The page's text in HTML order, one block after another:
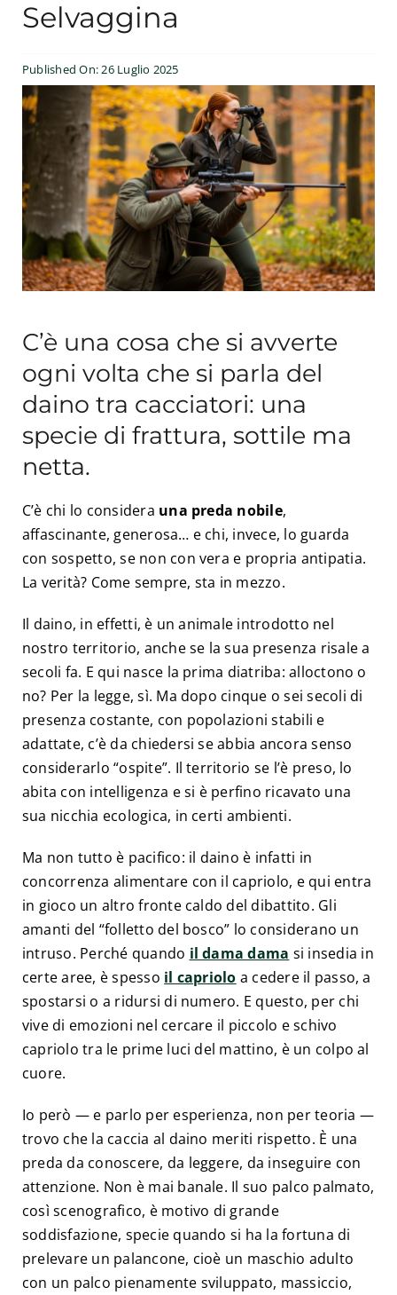
Esperienze
#We Fish
Preventivo online
Selvaggina
Published On: 26 Luglio 2025
C’è una cosa che si avverte
ogni volta che si parla del
daino tra cacciatori: una
specie di frattura, sottile ma
netta.
C’è chi lo considera una preda nobile,
affascinante, generosa… e chi, invece, lo guarda
con sospetto, se non con vera e propria antipatia.
La verità? Come sempre, sta in mezzo.
Il daino, in effetti, è un animale introdotto nel
nostro territorio, anche se la sua presenza risale a
secoli fa. E qui nasce la prima diatriba: alloctono o
no? Per la legge, sì. Ma dopo cinque o sei secoli di
presenza costante, con popolazioni stabili e
adattate, c’è da chiedersi se abbia ancora senso
considerarlo “ospite”. Il territorio se l’è preso, lo
abita con intelligenza e si è perfino ricavato una
sua nicchia ecologica, in certi ambienti.
Ma non tutto è pacifico: il daino è infatti in
concorrenza alimentare con il capriolo, e qui entra
in gioco un altro fronte caldo del dibattito. Gli
amanti del “folletto del bosco” lo considerano un
intruso. Perché quando il dama dama si insedia in
certe aree, è spesso il capriolo a cedere il passo, a
spostarsi o a ridursi di numero. E questo, per chi
vive di emozioni nel cercare il piccolo e schivo
capriolo tra le prime luci del mattino, è un colpo al
cuore.
Io però — e parlo per esperienza, non per teoria —
trovo che la caccia al daino meriti rispetto. È una
preda da conoscere, da leggere, da inseguire con
attenzione. Non è mai banale. Il suo palco palmato,
così scenografico, è motivo di grande
soddisfazione, specie quando si ha la fortuna di
prelevare un palancone, cioè un maschio adulto
con un palco pienamente sviluppato, massiccio,